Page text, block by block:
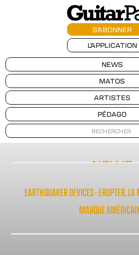
S'ABONNER
L'APPLICATION
NEWS
MATOS
ARTISTES
PÉDAGO
NEWS
EARTHQUAKER DEVICES - ERUPTER, LA
MARQUE